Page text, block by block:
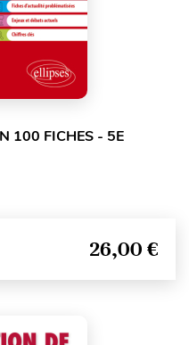
100 FICHES - 5E
26,00 €